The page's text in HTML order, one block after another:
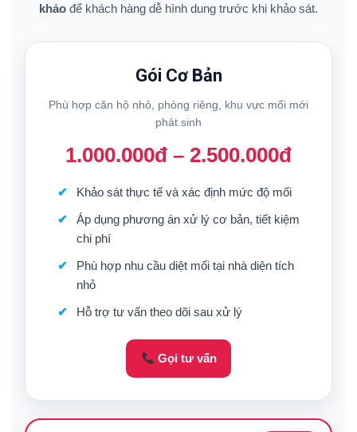
khảo để khách hàng dễ hình dung trước khi khảo sát.
Gói Cơ Bản
Phù hợp căn hộ nhỏ, phòng riêng, khu vực mối mới
phát sinh
1.000.000đ – 2.500.000đ
Khảo sát thực tế và xác định mức độ mối
Áp dụng phương án xử lý cơ bản, tiết kiệm
chi phí
Phù hợp nhu cầu diệt mối tại nhà diện tích
nhỏ
Hỗ trợ tư vấn theo dõi sau xử lý
Gọi tư vấn